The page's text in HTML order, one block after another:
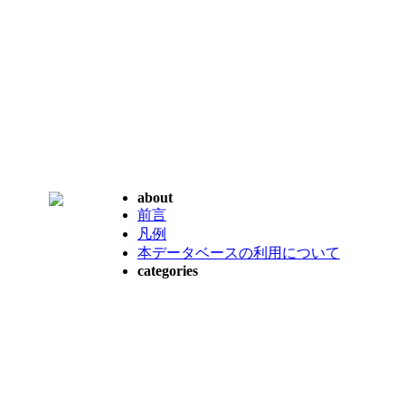
about
前言
凡例
本データベースの利用について
categories